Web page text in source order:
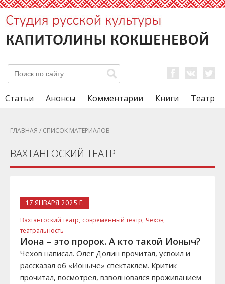
Статьи Анонсы Комментарии Книги Театр
ГЛАВНАЯ / СПИСОК МАТЕРИАЛОВ
ВАХТАНГОСКИЙ ТЕАТР
17 ЯНВАРЯ 2025 Г.
Вахтангоский театр, современный театр, Чехов,
театральность
Иона – это пророк. А кто такой Ионыч?
Чехов написал. Олег Долин прочитал, усвоил и
рассказал об «Ионыче» спектаклем. Критик
прочитал, посмотрел, взволновался проживанием